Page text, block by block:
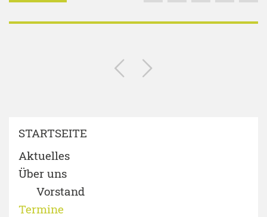
STARTSEITE
Aktuelles
Über uns
Vorstand
Termine